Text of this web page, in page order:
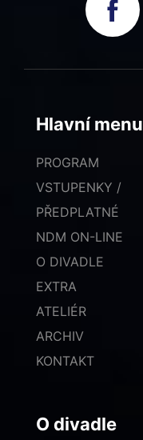
Hlavní menu
PROGRAM
VSTUPENKY /
PŘEDPLATNÉ
NDM ON-LINE
O DIVADLE
EXTRA
ATELIÉR
ARCHIV
KONTAKT
O divadle